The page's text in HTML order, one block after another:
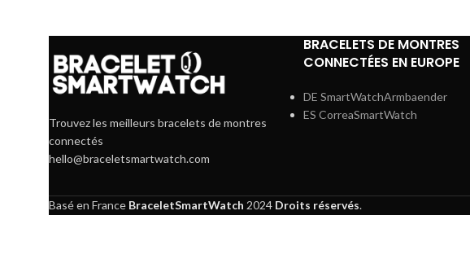
Trouvez les meilleurs bracelets de montres
connectés
hello@braceletsmartwatch.com
BRACELETS DE MONTRES
CONNECTÉES EN EUROPE
DE SmartWatchArmbaender
ES CorreaSmartWatch
Basé en France BraceletSmartWatch 2024 Droits réservés.